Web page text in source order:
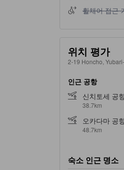
휠체어 접근 가
휠체어 접근
위치 평가
2-19 Honcho,
인근 공항
신치토세 공
38.7km
오카다마 공
48.7km
숙소 인근 명소